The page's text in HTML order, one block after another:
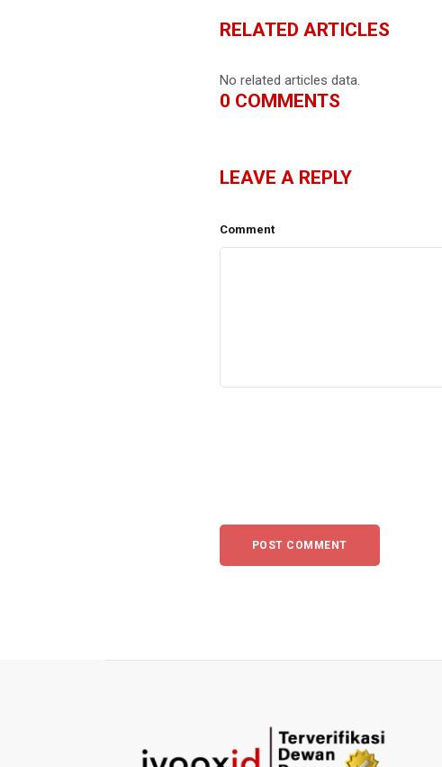
RELATED ARTICLES
No related articles data.
0 COMMENTS
LEAVE A REPLY
Comment